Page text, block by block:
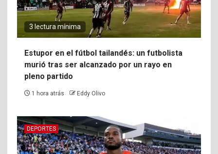
3 lectura mínima
Estupor en el fútbol tailandés: un futbolista
murió tras ser alcanzado por un rayo en
pleno partido
1 hora atrás Eddy Olivo
DEPORTES